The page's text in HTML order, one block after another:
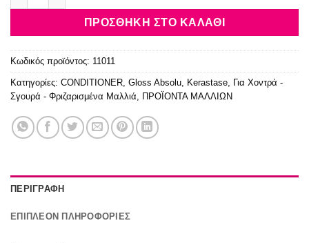
ΠΡΟΣΘΉΚΗ ΣΤΟ ΚΑΛΆΘΙ
Κωδικός προϊόντος: 11011
Κατηγορίες: CONDITIONER Gloss Absolu Kerastase
Για Χοντρά -
Σγουρά - Φριζαρισμένα Μαλλιά
ΠΡΟΪΟΝΤΑ ΜΑΛΛΙΩΝ
ΠΕΡΙΓΡΑΦΉ
ΕΠΙΠΛΈΟΝ ΠΛΗΡΟΦΟΡΊΕΣ